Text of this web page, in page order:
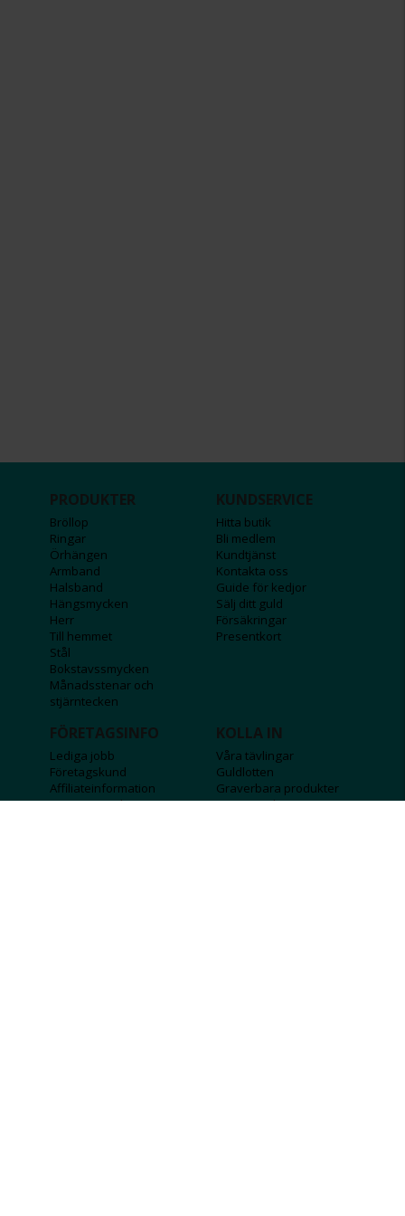
PRODUKTER
Bröllop
Ringar
Örhängen
Armband
Halsband
Hängsmycken
Herr
Till hemmet
Stål
Bokstavssmycken
Månadsstenar och
stjärntecken
KUNDSERVICE
Hitta butik
Bli medlem
Kundtjänst
Kontakta oss
Guide för kedjor
Sälj ditt guld
Försäkringar
Presentkort
FÖRETAGSINFO
Lediga jobb
Företagskund
Affiliateinformation
Integritetspolicy
KOLLA IN
Våra tävlingar
Guldlotten
Graverbara produkter
Rosa Bandet